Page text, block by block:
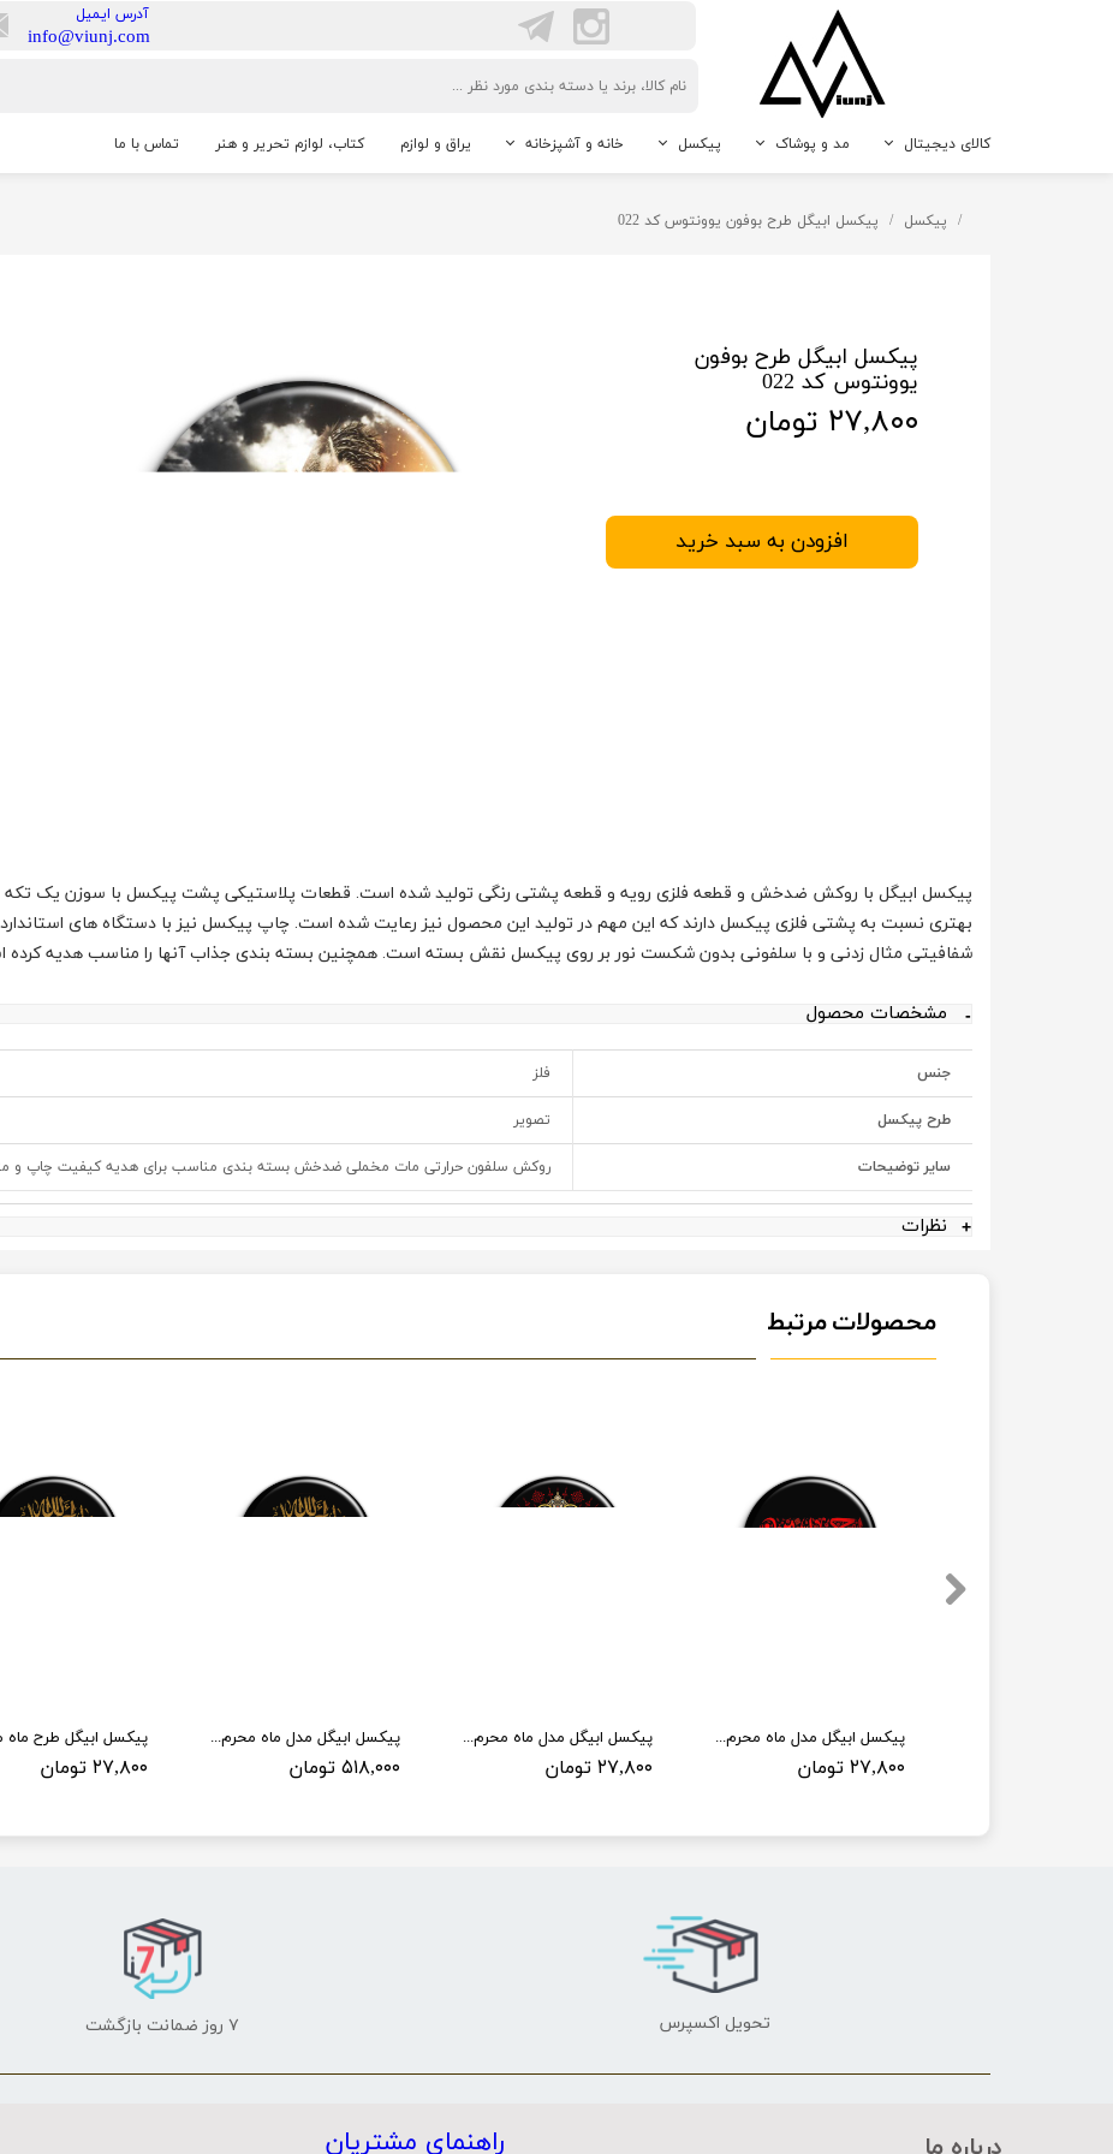
کالای دیجیتال مد و پوشاک پیکسل خانه و آشپزخانه یراق و لوازم کتاب، لوازم تحریر و هنر تماس با ما
​آدرس ایمیل
info@viunj.com
پیکسل پیکسل ابیگل طرح بوفون یوونتوس کد 022
پیکسل ابیگل طرح بوفون
یوونتوس کد 022
۲۷,۸۰۰ تومان
افزودن به سبد خرید
پیکسل ابیگل با روکش ضدخش و قطعه فلزی رویه و قطعه پشتی رنگی تولید شده است. قطعات پلاستیکی پشت پیکسل با سوزن یک تکه
بهتری نسبت به پشتی فلزی پیکسل دارند که این مهم در تولید این محصول نیز رعایت شده است. چاپ پیکسل نیز با دستگاه های
شفافیتی مثال زدنی و با سلفونی بدون شکست نور بر روی پیکسل نقش بسته است. همچنین بسته بندی جذاب آنها را مناسب هدیه کرده
مشخصات محصول
جنس فلز
طرح پیکسل تصویر
سایر توضیحات روکش سلفون حرارتی مات مخملی ضدخش بسته بندی مناسب برای هدیه کیفیت چاپ و
نظرات
محصولات مرتبط
۲۷,۸۰۰ تومان
پیکسل ابیگل مدل ماه محرم کد 001 بسته 50 عددی
۵۱۸,۰۰۰ تومان
پیکسل ابیگل مدل ماه محرم کد 002
۲۷,۸۰۰ تومان
پیکسل ابیگل مدل ماه محرم کد 004
۲۷,۸۰۰ تومان
راهنمای مشتریان
تحویل اکسپرس ۷ روز ضمانت بازگشت